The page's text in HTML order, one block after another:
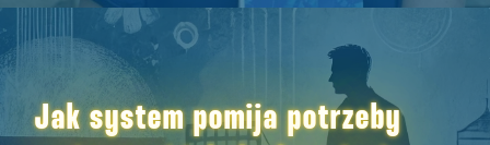
Jak system pomija potrzeby